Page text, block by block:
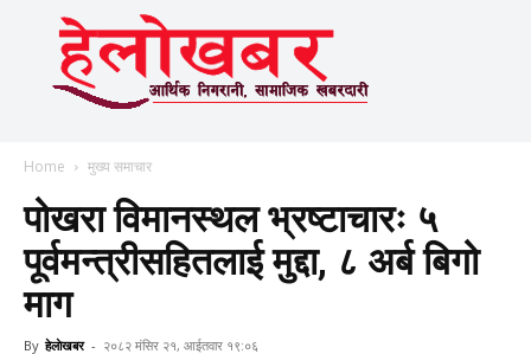
Home मुख्य समाचार
पोखरा विमानस्थल भ्रष्टाचारः ५
पूर्वमन्त्रीसहितलाई मुद्दा, ८ अर्ब बिगो
माग
By हेलाेखबर - २०८२ मंसिर २१, आईतवार १९:०६